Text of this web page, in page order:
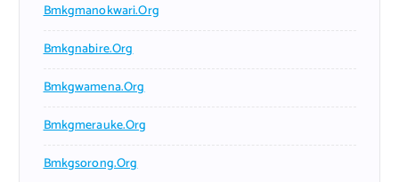
Bmkgmanokwari.org
Bmkgnabire.org
Bmkgwamena.org
Bmkgmerauke.org
Bmkgsorong.org